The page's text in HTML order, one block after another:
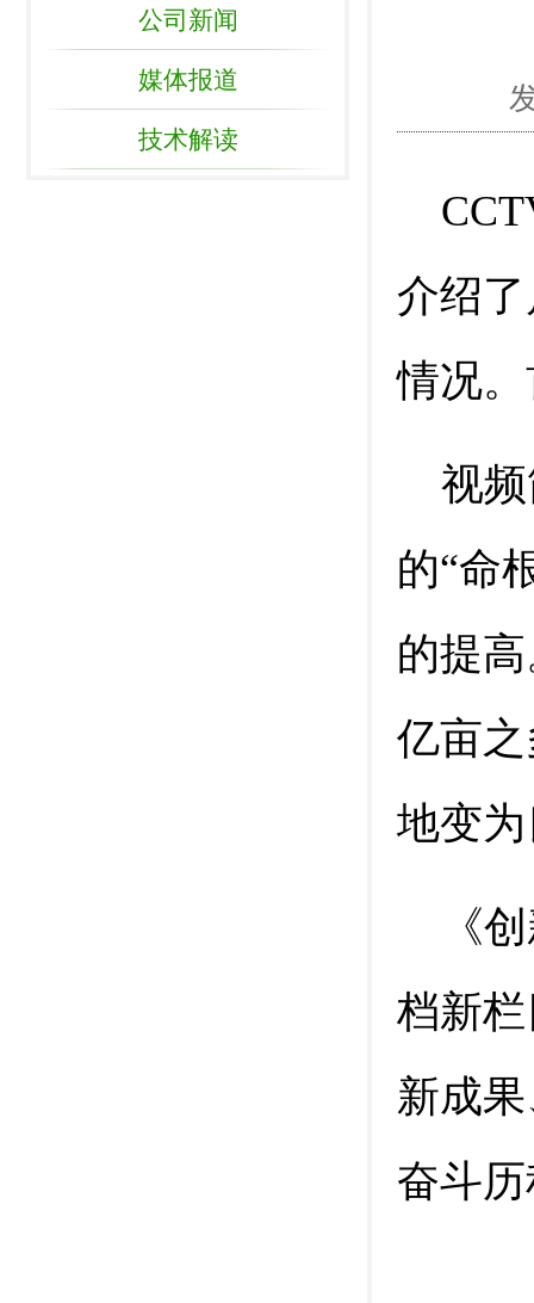
公司新闻
媒体报道
技术解读
介绍
情况。
视
的“命
的提
亿亩
地变
《
档新
新成
奋斗